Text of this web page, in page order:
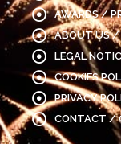
AWARDS /
ABOUT US /
LEGAL
COOKIES
PRIVACY
CONTACT /